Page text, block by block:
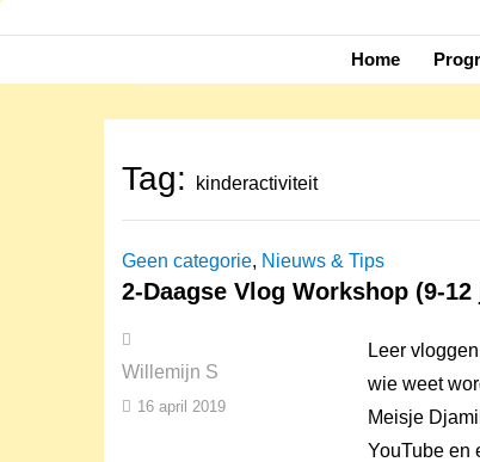
content
Home
Tag: kinderactiviteit
Geen categorie, Nieuws & Tips
2-Daagse Vlog Workshop (9-
Willemijn S
16 april 2019
Leer
wie weet
Meisje
YouTube en